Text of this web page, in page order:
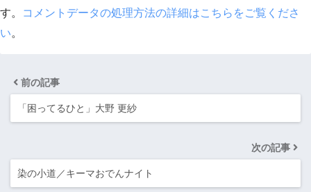
す。
コメントデータの処理方法の詳細はこちらをご覧くださ
い。
前の記事
「困ってるひと」大野 更紗
次の記事
染の小道／キーマおでんナイト